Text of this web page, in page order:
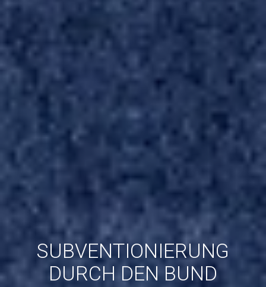
SUBVENTIONIERUNG
DURCH DEN BUND